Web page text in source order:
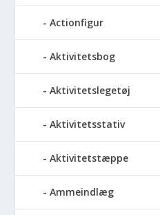
Actionfigur
Aktivitetsbog
Aktivitetslegetøj
Aktivitetsstativ
Aktivitetstæppe
Ammeindlæg